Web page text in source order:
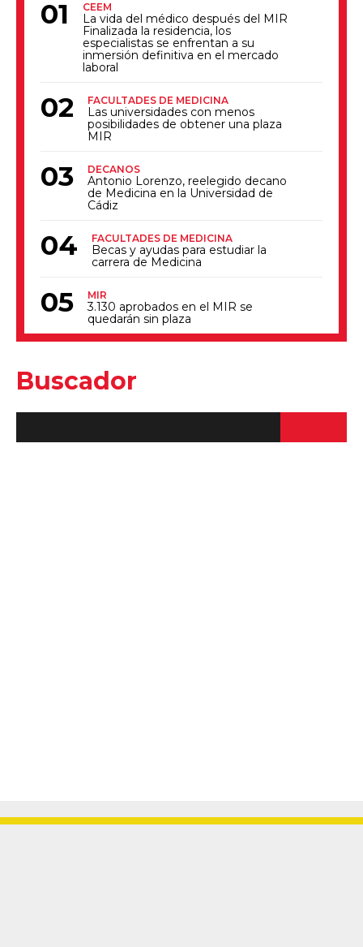
CEEM
La vida del médico después del MIR
Finalizada la residencia, los
especialistas se enfrentan a su
inmersión definitiva en el mercado
laboral
FACULTADES DE MEDICINA
Las universidades con menos
posibilidades de obtener una plaza
MIR
DECANOS
Antonio Lorenzo, reelegido decano
de Medicina en la Universidad de
Cádiz
FACULTADES DE MEDICINA
Becas y ayudas para estudiar la
carrera de Medicina
MIR
3.130 aprobados en el MIR se
quedarán sin plaza
Buscador